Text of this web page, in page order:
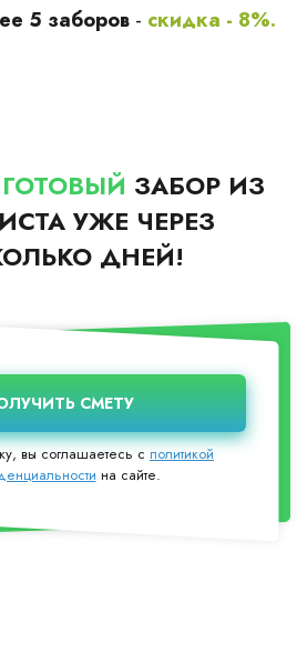
5 заборов - скидка - 8%.
ЗАБОР ИЗ
УЖЕ ЧЕРЕЗ
ДНЕЙ!
вы соглашаетесь сполитикой
на сайте.